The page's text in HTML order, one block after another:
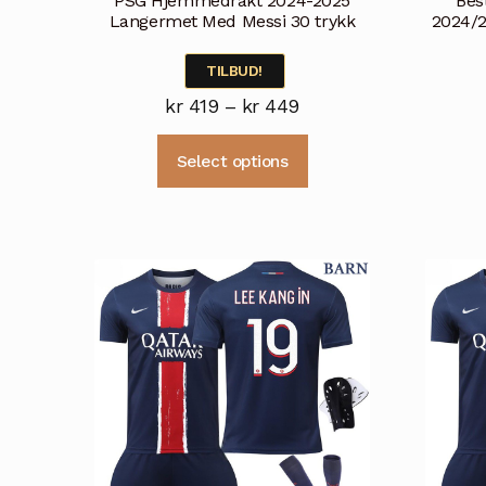
Langermet Med Messi 30 trykk
TILBUD!
kr419 – kr449Prisområde:
kr 419
Select options
Alternativene
kan
velges
på
produktsiden
2024/